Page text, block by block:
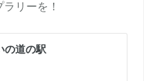
リーを！